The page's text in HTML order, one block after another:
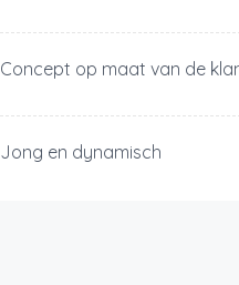
Concept op maat van de
Jong en dynamisch